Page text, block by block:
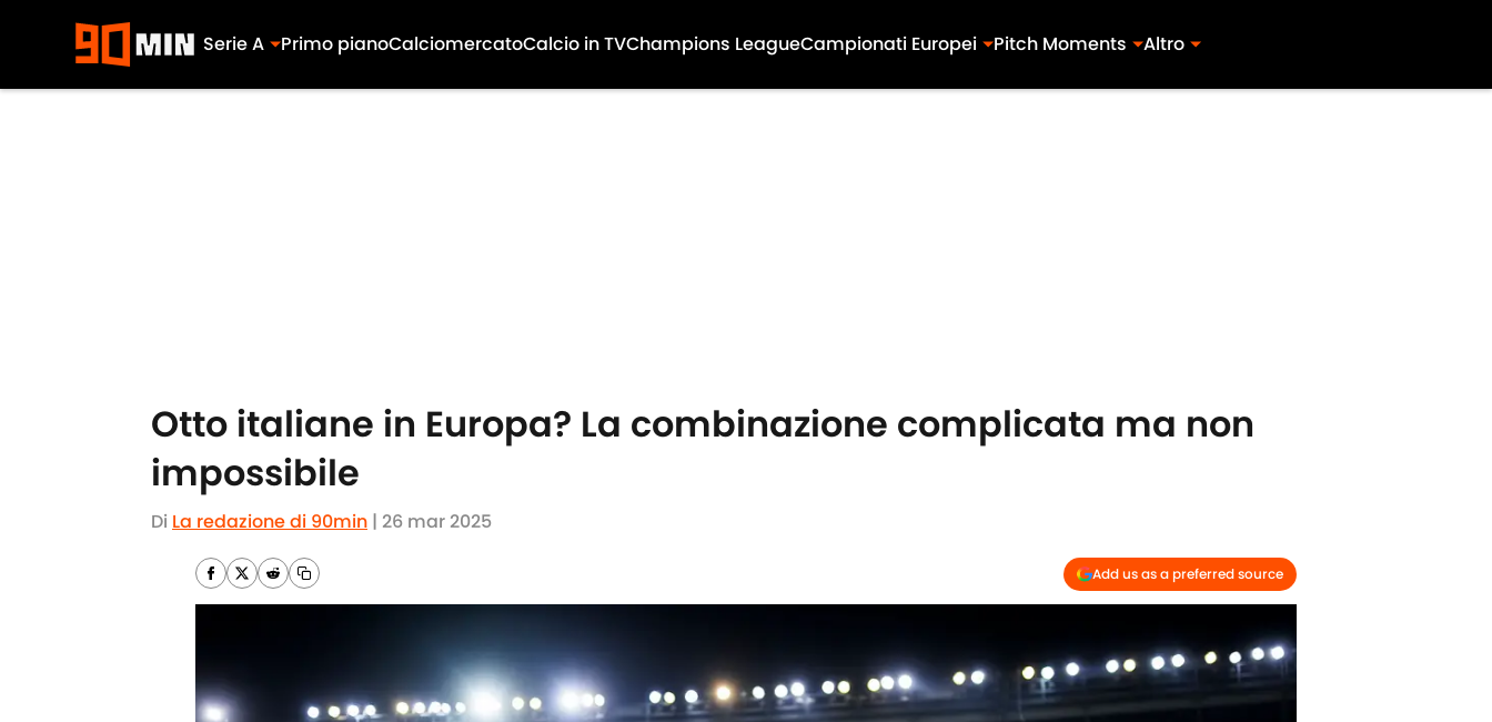
Serie A Primo pianoCalciomercatoCalcio in TVChampions LeagueCampionati Europei Pitch Moments Altro
Otto italiane in Europa? La combinazione complicata ma non
impossibile
Di La redazione di 90min | 26 mar 2025
Add us as a preferred source